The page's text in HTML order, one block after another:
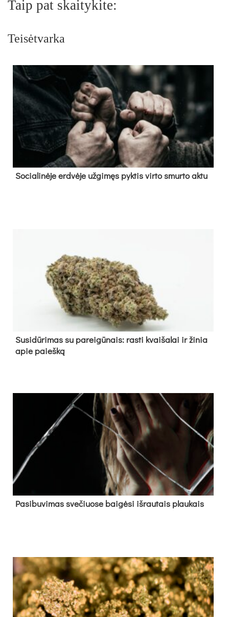
Taip pat skaitykite:
Teisėtvarka
So­cia­li­nė­je erd­vė­je už­gi­męs pyk­tis vir­to smur­to ak­tu
Su­si­dū­ri­mas su pa­rei­gū­nais: ras­ti kvai­ša­lai ir ži­nia
apie paieš­ką
Pa­si­bu­vi­mas sve­čiuo­se bai­gė­si iš­rau­tais plau­kais